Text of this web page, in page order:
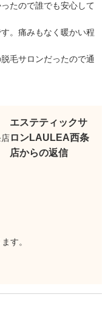
たので誰でも安心して
。痛みもなく暖かい程
毛サロンだったので通
エステティックサ
ロンLAULEA西条
店からの返信
す。